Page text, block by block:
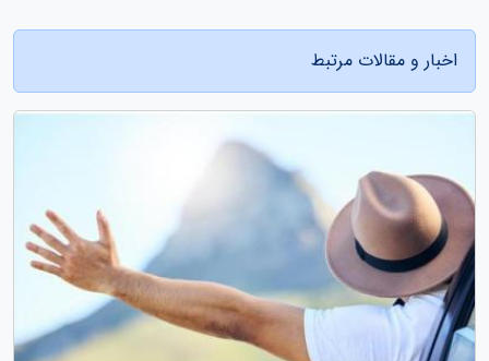
اخبار و مقالات مرتبط